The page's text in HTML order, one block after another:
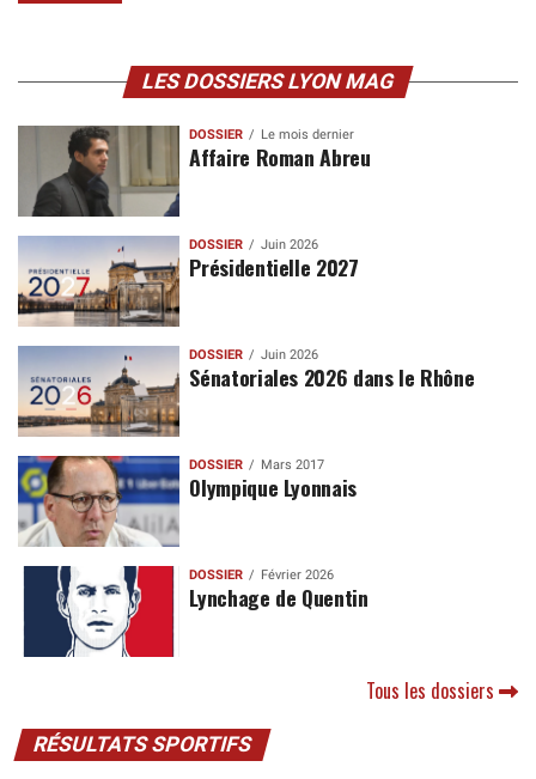
LES DOSSIERS LYON MAG
DOSSIER Le mois dernier
Affaire Roman Abreu
DOSSIER Juin 2026
Présidentielle 2027
DOSSIER Juin 2026
Sénatoriales 2026 dans le Rhône
DOSSIER Mars 2017
Olympique Lyonnais
DOSSIER Février 2026
Lynchage de Quentin
Tous les dossiers
RÉSULTATS SPORTIFS